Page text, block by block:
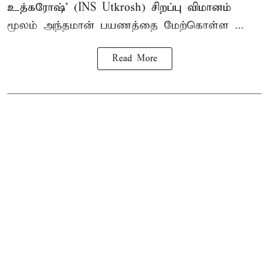
உத்கரோஷ்' (INS Utkrosh) சிறப்பு விமானம்
மூலம் அந்தமான் பயணத்தை மேற்கொள்ள ...
Read More